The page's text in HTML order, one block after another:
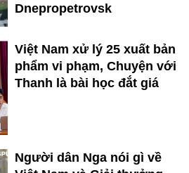
Dnepropetrovsk
Việt Nam xử lý 25 xuất bản
phẩm vi phạm, Chuyện với
Thanh là bài học đắt giá
Người dân Nga nói gì về